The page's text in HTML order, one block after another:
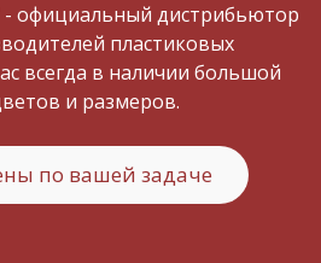
официальный дистрибьютор
пластиковых
всегда в наличии большой
и размеров.
по вашей задаче